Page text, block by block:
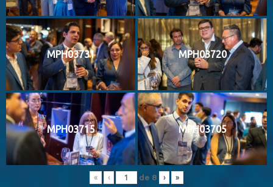
MPH03731 MPH03720
MPH03715 MPH03705
« ‹ de 8 › »